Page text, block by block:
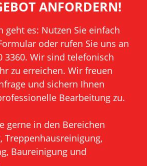
ANFORDERN!
geht es: Nutzen Sie einfach
oder rufen Sie uns an
3360. Wir sind telefonisch
zu erreichen. Wir freuen
und sichern Ihnen
Bearbeitung zu.
gerne in den Bereichen
Treppenhausreinigung,
Baureinigung und